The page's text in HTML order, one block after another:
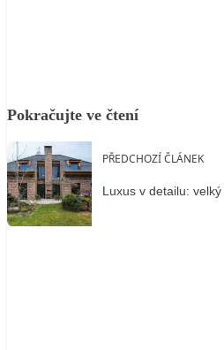
Pokračujte ve čtení
PŘEDCHOZÍ ČLÁNEK
Luxus v detailu: